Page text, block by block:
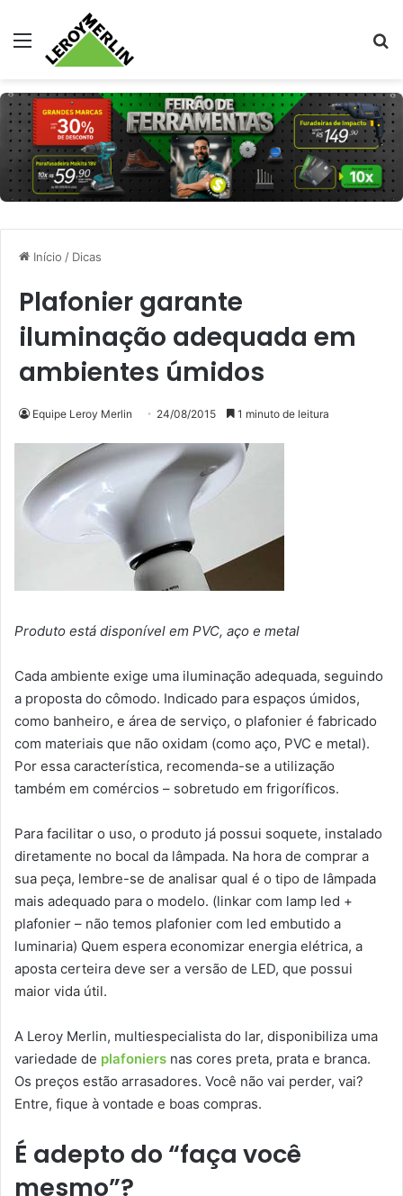
Menu
Início / Dicas
Plafonier garante
iluminação adequada em
ambientes úmidos
Equipe Leroy Merlin 24/08/2015 1 minuto de leitura
Produto está disponível em PVC, aço e metal
Cada ambiente exige uma iluminação adequada, seguindo
a proposta do cômodo. Indicado para espaços úmidos,
como banheiro, e área de serviço, o plafonier é fabricado
com materiais que não oxidam (como aço, PVC e metal).
Por essa característica, recomenda-se a utilização
também em comércios – sobretudo em frigoríficos.
Para facilitar o uso, o produto já possui soquete, instalado
diretamente no bocal da lâmpada. Na hora de comprar a
sua peça, lembre-se de analisar qual é o tipo de lâmpada
mais adequado para o modelo. (linkar com lamp led +
plafonier – não temos plafonier com led embutido a
luminaria) Quem espera economizar energia elétrica, a
aposta certeira deve ser a versão de LED, que possui
maior vida útil.
A Leroy Merlin, multiespecialista do lar, disponibiliza uma
variedade de plafoniers nas cores preta, prata e branca.
Os preços estão arrasadores. Você não vai perder, vai?
Entre, fique à vontade e boas compras.
É adepto do “faça você
mesmo”?